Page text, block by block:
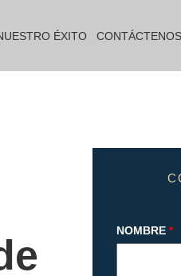
ÉXITO CONTÁCTENOS
NOMBRE *